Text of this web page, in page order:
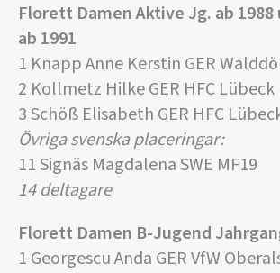
Florett Damen Aktive Jg. ab
ab 1991
1 Knapp Anne Kerstin GER
2 Kollmetz Hilke GER HFC Lübeck
3 Schöß Elisabeth GER HFC
Övriga svenska placeringar:
11 Signäs Magdalena SWE MF19
14 deltagare
Florett Damen B-Jugend
1 Georgescu Anda GER VfW